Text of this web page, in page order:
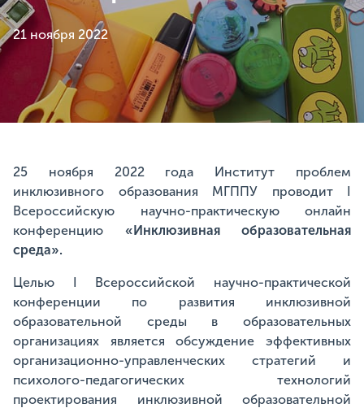
21 ноября 2022
25 ноября 2022 года Институт проблем
инклюзивного образования МГППУ проводит I
Всероссийскую научно-практическую онлайн
конференцию «Инклюзивная образовательная
среда».
Целью I Всероссийской научно-практической
конференции по развития инклюзивной
образовательной среды в образовательных
организациях является обсуждение эффективных
организационно-управленческих стратегий и
психолого-педагогических технологий
проектирования инклюзивной образовательной